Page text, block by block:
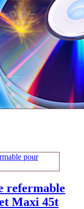
refermable
Maxi 45t